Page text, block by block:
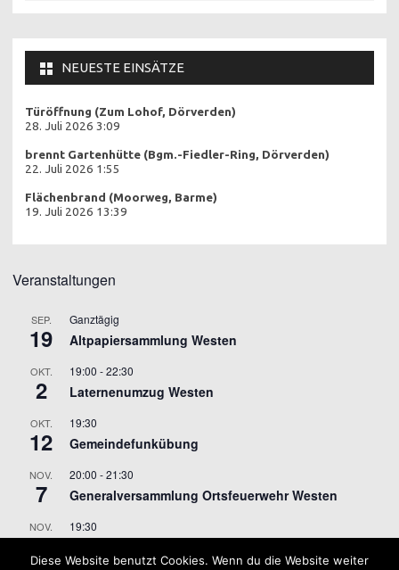
NEUESTE EINSÄTZE
Türöffnung (Zum Lohof, Dörverden)
28. Juli 2026 3:09
brennt Gartenhütte (Bgm.-Fiedler-Ring, Dörverden)
22. Juli 2026 1:55
Flächenbrand (Moorweg, Barme)
19. Juli 2026 13:39
Veranstaltungen
SEP.
19
Ganztägig
Altpapiersammlung Westen
OKT.
2
19:00 -22:30
Laternenumzug Westen
OKT.
12
19:30
Gemeindefunkübung
NOV.
7
20:00 -21:30
Generalversammlung Ortsfeuerwehr Westen
NOV.
9
19:30
Diese Website benutzt Cookies. Wenn du die Website weiter